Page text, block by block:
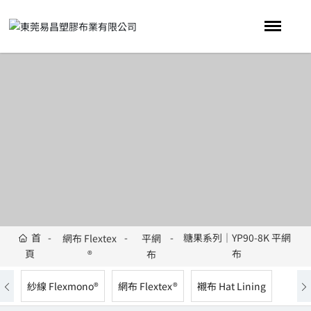
首
頁
網布 Flextex
®
平網
布
糖果系列｜YP90-8K 平網
布
紗線 Flexmono® 網布 Flextex® 襯布 Hat Lining